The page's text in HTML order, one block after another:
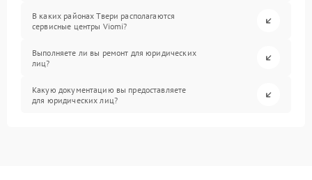
В каких районах Твери располагаются
сервисные центры Viomi?
Выполняете ли вы ремонт для юридических
лиц?
Какую документацию вы предоставляете
для юридических лиц?